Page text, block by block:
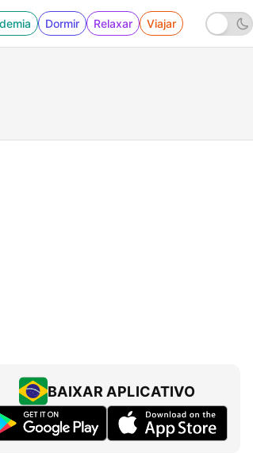
Dormir Relaxar Viajar
BAIXAR APLICATIVO